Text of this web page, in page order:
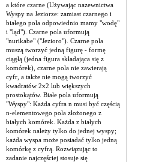
a które czarne (Używając nazewnictwa
Wyspy na Jeziorze: zamiast czarnego i
białego pola odpowiednio mamy "wodę"
i "ląd"). Czarne pola uformują
"nurikabe" ("Jezioro"). Czarne pola
muszą tworzyć jedną figurę - formę
ciągłą (jedna figura składająca się z
komórek), czarne pola nie zawierają
cyfr, a także nie mogą tworzyć
kwadratów 2x2 lub większych
prostokątów. Białe pola uformują
"Wyspy": Każda cyfra n musi być częścią
n-elementowego pola złożonego z
białych komórek. Każda z białych
komórek należy tylko do jednej wyspy;
każda wyspa może posiadać tylko jedną
komórkę z cyfrą. Rozwiązując to
zadanie najczęściej stosuje się